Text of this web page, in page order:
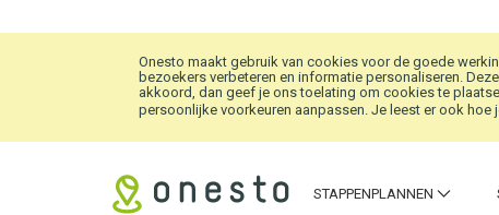
Onesto maakt gebruik van cookies voor de goede
bezoekers verbeteren en informatie personaliseren.
akkoord, dan geef je ons toelating om cookies te
persoonlijke voorkeuren aanpassen. Je leest er ook
STAPPENPLANNEN